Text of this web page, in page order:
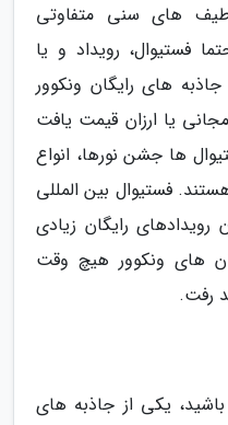
های سنی متفاوتی
فستیوال، رویداد و یا
های رایگان ونکوور
یا ارزان قیمت یافت
ها جشن نورها، انواع
فستیوال بین المللی
رایگان زیادی
های ونکوور هیچ وقت
رفت.
یکی از جاذبه های